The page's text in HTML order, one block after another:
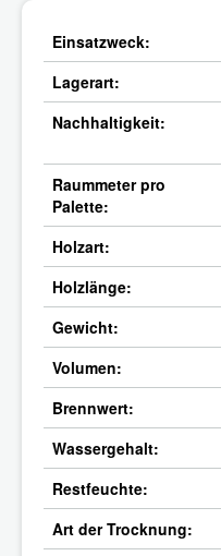
Einsatzweck:
Lagerart:
Nachhaltigkeit:
Raummeter pro
Palette:
Holzart:
Holzlänge:
Gewicht:
Volumen:
Brennwert:
Wassergehalt:
Restfeuchte:
Art der Trocknung: